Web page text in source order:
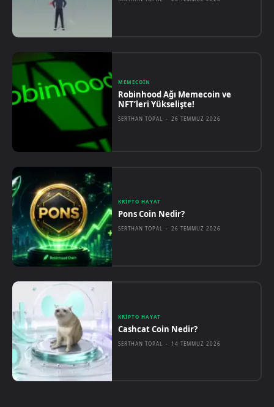
MEMECOIN
Robinhood Ağı Memecoin ve
NFT’leri Yükselişte!
SERTHAN TOPAL - 26 TEMMUZ 2026
KRIPTO HAYAT
Pons Coin Nedir?
SERTHAN TOPAL - 26 TEMMUZ 2026
KRIPTO HAYAT
Cashcat Coin Nedir?
SERTHAN TOPAL - 14 TEMMUZ 2026